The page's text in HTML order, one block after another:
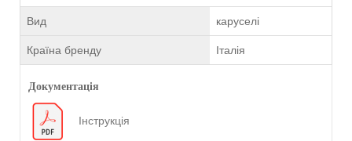
Вид каруселі
Країна бренду Італія
Документація
Інструкція